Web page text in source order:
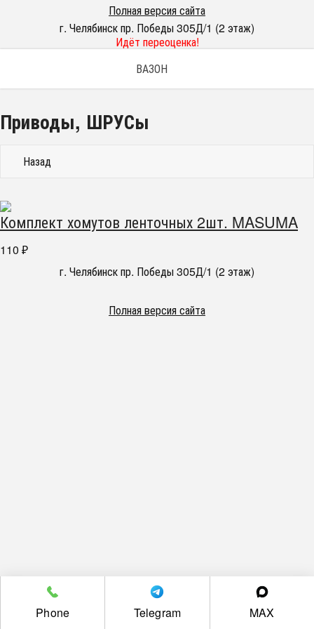
Полная версия сайта
г. Челябинск пр. Победы 305Д/1 (2 этаж)
Идёт переоценка!
ВАЗОН
Приводы, ШРУСы
Назад
Комплект хомутов ленточных 2шт. MASUMA
110 ₽
г. Челябинск пр. Победы 305Д/1 (2 этаж)
Полная версия сайта
Phone Telegram MAX